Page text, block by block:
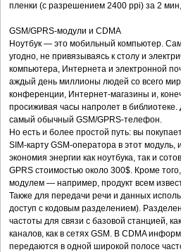
пленки (с разрешением 2400 ppi) за 2
GSM/GPRS-модули и CDMA
Ноутбук — это мобильный компьютер.
угодно, не привязываясь к столу и
компьютера, Интернета и электронной
аждый день миллионы людей со всего
конференции, Интернет-магазины и,
просиживая часы напролет в библиотеке.
самый обычный GSM/GPRS-телефон.
Но есть и более простой путь: вы
SIM-карту GSM-оператора в этот
экономия энергии как ноутбука, так и
GPRS стоимостью около 300$. Кроме
модулем — например, продукт всем
Также для передачи речи и данных
доступ с кодовым разделением).
частоты для связи с базовой станцией,
каналов, как в сетях GSM. В CDMA
передаются в одной широкой полосе